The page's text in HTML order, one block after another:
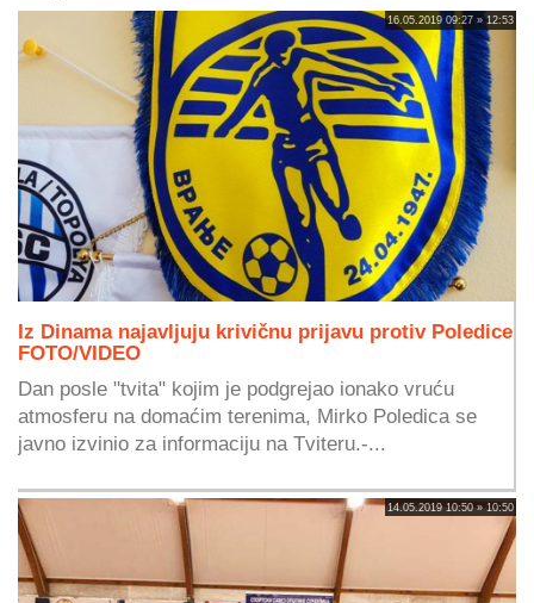
16.05.2019 09:27 » 12:53
Iz Dinama najavljuju krivičnu prijavu protiv Poledice
FOTO/VIDEO
Dan posle "tvita" kojim je podgrejao ionako vruću
atmosferu na domaćim terenima, Mirko Poledica se
javno izvinio za informaciju na Tviteru.-...
14.05.2019 10:50 » 10:50